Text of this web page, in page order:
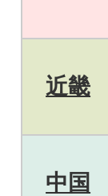
近畿
中国